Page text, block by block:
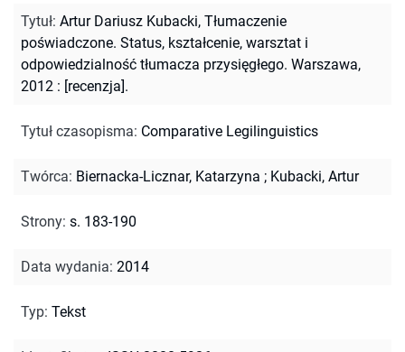
Tytuł: Artur Dariusz Kubacki, Tłumaczenie
poświadczone. Status, kształcenie, warsztat i
odpowiedzialność tłumacza przysięgłego. Warszawa,
2012 : [recenzja].
Tytuł czasopisma: Comparative Legilinguistics
Twórca: Biernacka-Licznar, Katarzyna ; Kubacki, Artur
Strony: s. 183-190
Data wydania: 2014
Typ: Tekst